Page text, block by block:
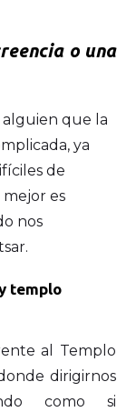
o una
alguien que la
ya
de
es
nos
templo
al Templo
dirigirnos
como si